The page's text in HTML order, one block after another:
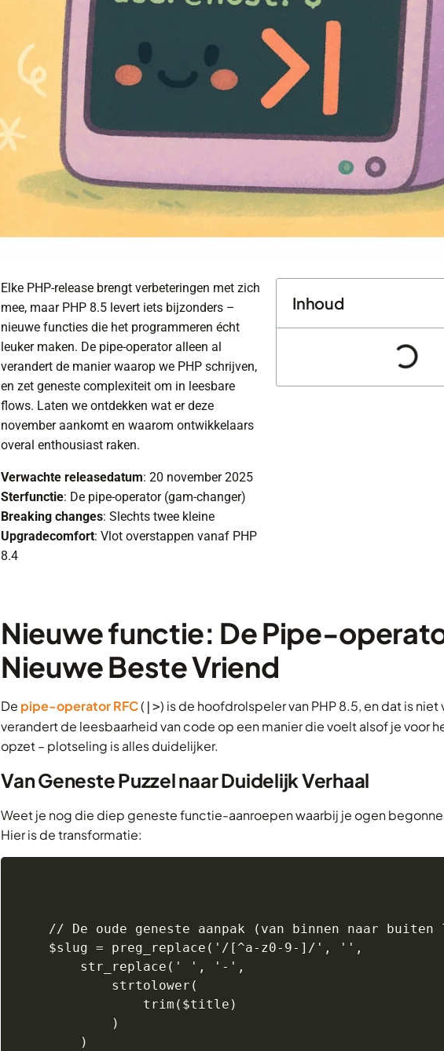
Elke PHP-release brengt verbeteringen met zich
mee, maar PHP 8.5 levert iets bijzonders –
nieuwe functies die het programmeren écht
leuker maken. De pipe-operator alleen al
verandert de manier waarop we PHP schrijven,
en zet geneste complexiteit om in leesbare
flows. Laten we ontdekken wat er deze
november aankomt en waarom ontwikkelaars
overal enthousiast raken.
Verwachte releasedatum: 20 november 2025
Sterfunctie: De pipe-operator (gam-changer)
Breaking changes: Slechts twee kleine
Upgradecomfort: Vlot overstappen vanaf PHP
8.4
Inhoud
Nieuwe functie: De Pipe-
Nieuwe Beste Vriend
De pipe-operator RFC( |>) is de hoofdrolspeler van PHP 8.5, en dat is niet
verandert de leesbaarheid van code op een manier die voelt alsof je voor
opzet – plotseling is alles duidelijker.
Van Geneste Puzzel naar Duidelijk Verhaal
Weet je nog die diep geneste functie-aanroepen waarbij je ogen
Hier is de transformatie:
// De oude geneste aanpak (van binnen naar buiten
$slug = preg_replace('/[^a-z0-9-]/', '',
    str_replace(' ', '-',
        strtolower(
            trim($title)
        )
    )